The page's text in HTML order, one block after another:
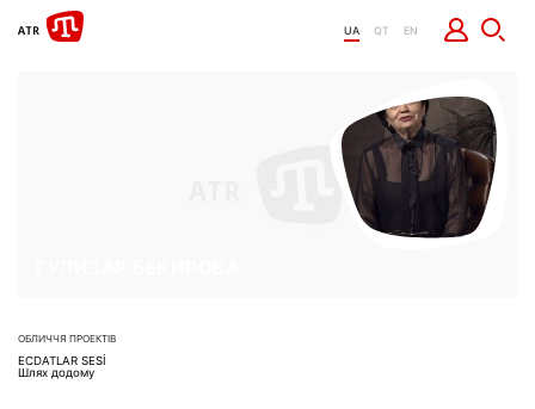
UA QT EN
ОБЛИЧЧЯ ПРОЕКТІВ
ECDATLAR SESİ
Шлях додому